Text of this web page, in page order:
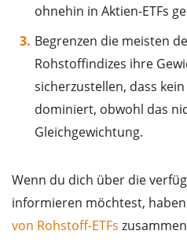
ohnehin in Aktien-ETFs
Begrenzen die meisten
Rohstoffindizes ihre
sicherzustellen, dass
dominiert, obwohl das
Gleichgewichtung.
Wenn du dich über die
informieren möchtest,
von Rohstoff-ETFs